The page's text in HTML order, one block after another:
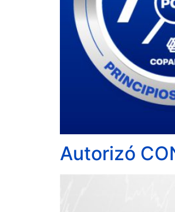
Autorizó